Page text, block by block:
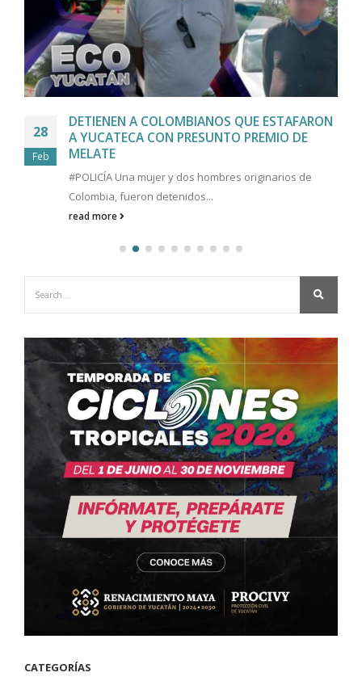
28
Feb
DETIENEN A COLOMBIANOS QUE ESTAFARON
A YUCATECA CON PRESUNTO PREMIO DE
MELATE
#POLICÍA Una mujer y dos hombres originarios de
Colombia, fueron detenidos...
read more
CATEGORÍAS